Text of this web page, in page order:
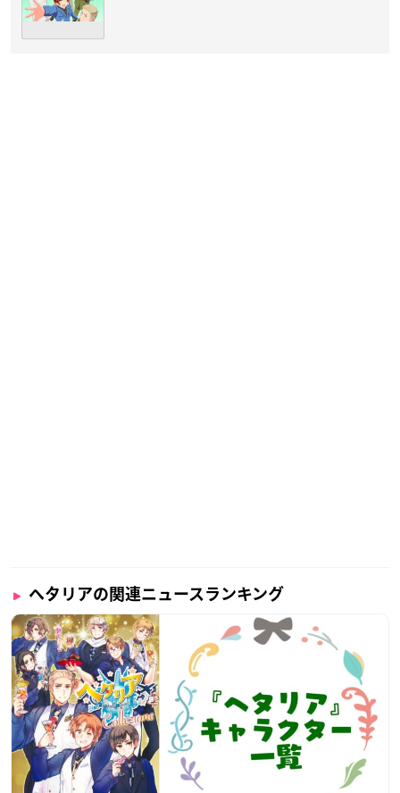
ヘタリアの関連ニュースランキング